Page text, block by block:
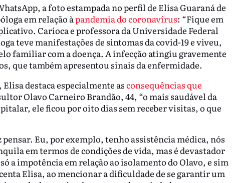
a foto estampada no perfil de Elisa Guaraná de
em relação àpandemia do coronavírus: “Fique em
Carioca e professora da Universidade Federal
teve manifestações de sintomas da covid-19 e viveu,
familiar com a doença. A infecção atingiu gravemente
que também apresentou sinais da enfermidade.
destaca especialmente asconsequências que
Olavo Carneiro Brandão, 44, “o mais saudável da
ele ficou por oito dias sem receber visitas, o que
Eu, por exemplo, tenho assistência médica, nós
em termos de condições de vida, mas é devastador
a impotência em relação ao isolamento do Olavo, e sim
Elisa, ao mencionar a dificuldade de se garantir um